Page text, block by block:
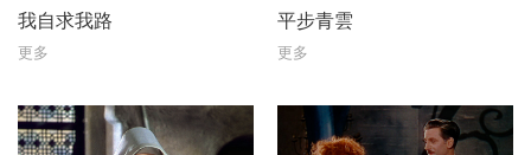
我自求我路
更多
平步青雲
更多